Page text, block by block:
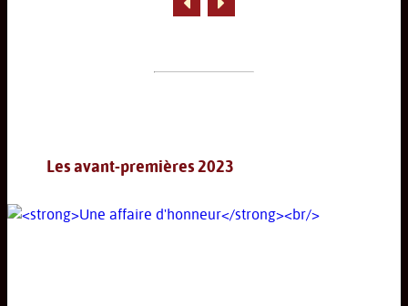
Les avant-premières 2023